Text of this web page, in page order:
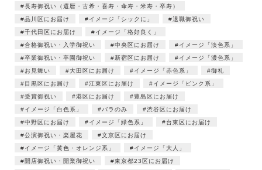
長寿御祝い（還暦・古希・喜寿・傘寿・米寿・卒寿）
品川区にお届け
イメージ「シックに」
退職御祝い
千代田区にお届け
イメージ「格好良く」
合格御祝い・入学御祝い
中央区にお届け
イメージ「淡色系」
卒業御祝い・卒園御祝い
新宿区にお届け
イメージ「濃色系」
お見舞い
大田区にお届け イメージ「赤色系」
御礼
目黒区にお届け
江東区にお届け
イメージ「ピンク系」
受賞御祝い
港区にお届け
豊島区にお届け
イメージ「白色系」
バラのみ
渋谷区にお届け
中野区にお届け
イメージ「緑色系」
台東区にお届け
公演御祝い・楽屋花
文京区にお届け
イメージ「黄色・オレンジ系」
イメージ「大人」
開店御祝い・開業御祝い
東京都23区にお届け